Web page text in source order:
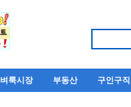
벼룩시장 부동산 구인구직